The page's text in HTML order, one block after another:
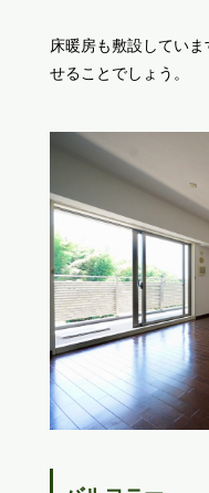
床暖房も敷設してい
せることでしょう。